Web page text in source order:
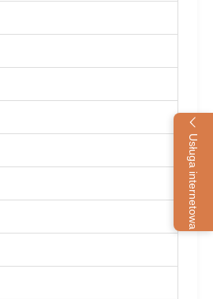
Usługa internetowa